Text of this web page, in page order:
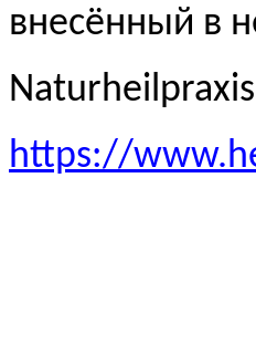
внесённый в
https://